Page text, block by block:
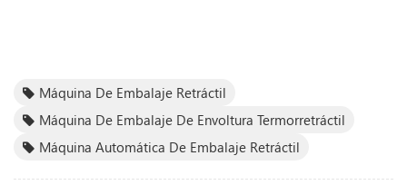
Máquina De Embalaje Retráctil
Máquina De Embalaje De Envoltura Termorretráctil
Máquina Automática De Embalaje Retráctil